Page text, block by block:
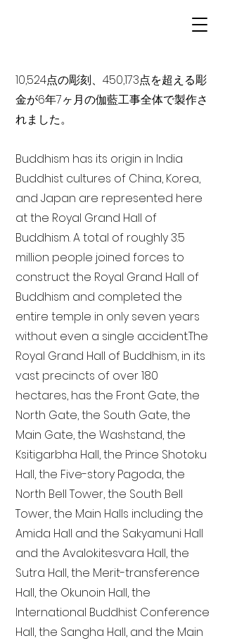
10,524点の彫刻、450,173点を超える彫
金が6年7ヶ月の伽藍工事全体で製作さ
れました。
Buddhism has its origin in India
Buddhist cultures of China, Korea,
and Japan are represented here
at the Royal Grand Hall of
Buddhism. A total of roughly 3.5
million people joined forces to
construct the Royal Grand Hall of
Buddhism and completed the
entire temple in only seven years
without even a single accident. The
Royal Grand Hall of Buddhism, in its
vast precincts of over 180
hectares, has the Front Gate, the
North Gate, the South Gate, the
Main Gate, the Washstand, the
Ksitigarbha Hall, the Prince Shotoku
Hall, the Five-story Pagoda, the
North Bell Tower, the South Bell
Tower, the Main Halls including the
Amida Hall and the Sakyamuni Hall
and the Avalokitesvara Hall, the
Sutra Hall, the Merit-transference
Hall, the Okunoin Hall, the
International Buddhist Conference
Hall, the Sangha Hall, and the Main